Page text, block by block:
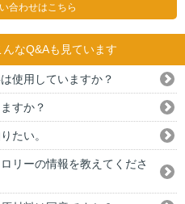
合わせはこちら
なQ&Aも見ています
使用していますか？
すか？
たい。
リーの情報を教えてくださ